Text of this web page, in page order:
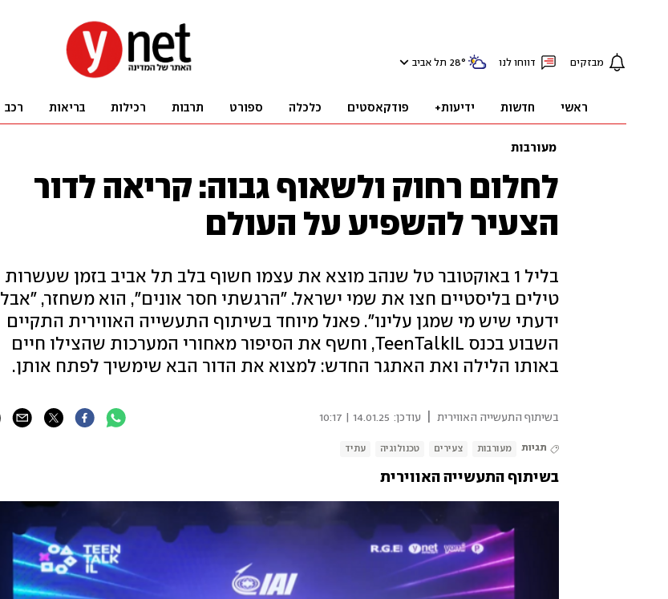
מבזקים דווחו לנו 28° תל אביב
ראשי חדשות ידיעות+ פודקאסטים כלכלה ספורט תרבות רכילות בריאות רכב
מעורבות
לחלום רחוק ולשאוף גבוה: קריאה לדור
הצעיר להשפיע על העולם
בליל 1 באוקטובר טל שנהב מוצא את עצמו חשוף בלב תל אביב בזמן שעשרות
טילים בליסטיים חצו את שמי ישראל. "הרגשתי חסר אונים", הוא משחזר, "אבל
ידעתי שיש מי שמגן עלינו". פאנל מיוחד בשיתוף התעשייה האווירית התקיים
השבוע בכנס TeenTalkIL, וחשף את הסיפור מאחורי המערכות שהצילו חיים
באותו הלילה ואת האתגר החדש: למצוא את הדור הבא שימשיך לפתח אותן.
בשיתוף התעשייה האווירית עודכן: 14.01.25 | 10:17
תגיות מעורבות צעירים טכנולוגיה עתיד
בשיתוף התעשייה האווירית